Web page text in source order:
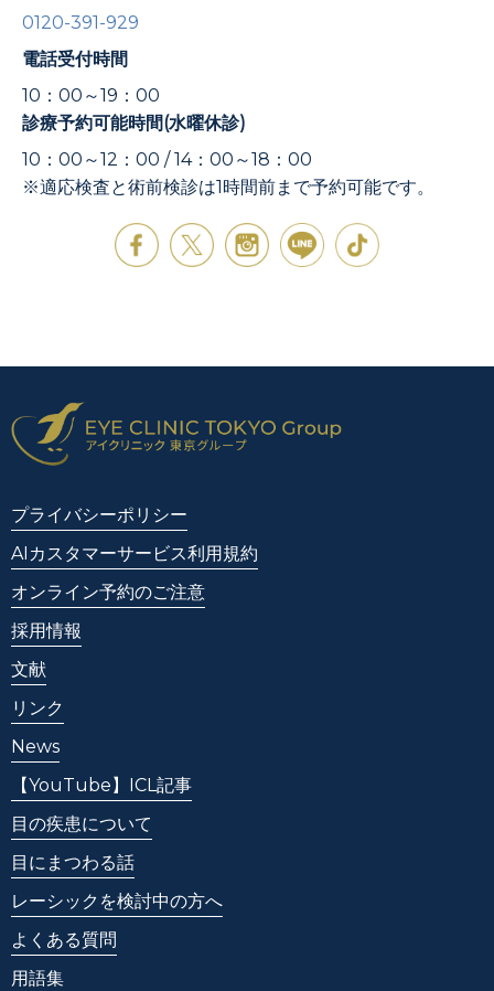
0120-391-929
電話受付時間
10：00～19：00
診療予約可能時間(水曜休診)
10：00～12：00 / 14：00～18：00
※適応検査と術前検診は1時間前まで予約可能です。
プライバシーポリシー
AIカスタマーサービス利用規約
オンライン予約のご注意
採用情報
文献
リンク
News
【YouTube】ICL記事
目の疾患について
目にまつわる話
レーシックを検討中の方へ
よくある質問
用語集